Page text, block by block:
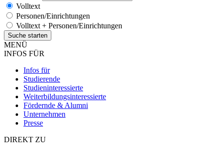
Volltext
Personen/Einrichtungen
Volltext + Personen/Einrichtungen
MENÜ
INFOS FÜR
Infos für
Studierende
Studieninteressierte
Weiterbildungsinteressierte
Fördernde & Alumni
Unternehmen
Presse
DIREKT ZU